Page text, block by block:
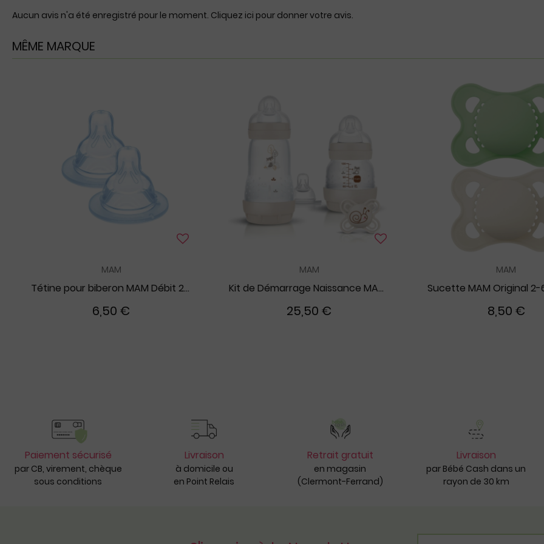
Aucun avis n'a été enregistré pour le moment. Cliquez ici pour donner votre avis.
MÊME MARQUE
MAM
Tétine pour biberon MAM Débit 2 (x2)
6,50 €
MAM
Kit de Démarrage Naissance MAM sable
25,50 €
MAM
Sucette MAM Original 2-
8,50 €
Paiement sécurisé
par CB, virement, chèque
sous conditions
Livraison
à domicile ou
en Point Relais
Retrait gratuit
en magasin
(Clermont-Ferrand)
Livraison
par Bébé Cash dans un
rayon de 30 km